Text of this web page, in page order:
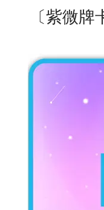
〔紫微